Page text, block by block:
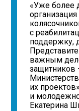
«Уже более
с
поддержку,
важным
защитников
их
и
Екатерина